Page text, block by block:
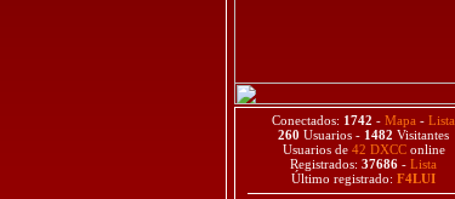
Conectados: 1742 - Mapa - Lista
260 Usuarios - 1482 Visitantes
Usuarios de 42 DXCConline
Registrados: 37686 - Lista
Último registrado: F4LUI